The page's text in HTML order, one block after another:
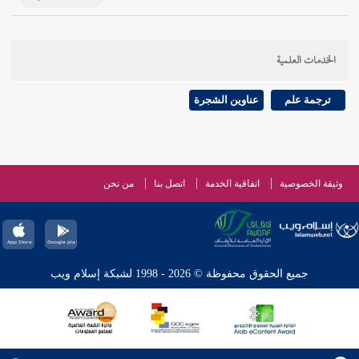
الخدمات العلمية
ترجمة علم عناوين الشجرة
وثيقة الخصوصية اتفاقية الخدمة اتصل بنا من نحن
جميع الحقوق محفوظة © 2026 - 1998 لشبكة إسلام ويب